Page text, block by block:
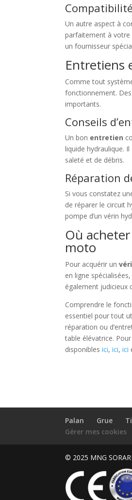
Un autre aspect à
parfaitement à votre
un fournisseur
Entretiens
Comme tout
fonctionnement.
importants.
Conseils
Un bon entretien
liquide hydraulique.
saleté et de débris.
Réparation
Si vous constatez
de réparer le circuit
pompe d’un vérin
Où
moto
Pour acquérir un
en ligne
également judicieux
Comprendre le
essentiel pour tout
réparation ou
table élévatrice.
disponiblesici,ici,ici
Palan Grue
Gérer mes cookies
© 2025 MNG